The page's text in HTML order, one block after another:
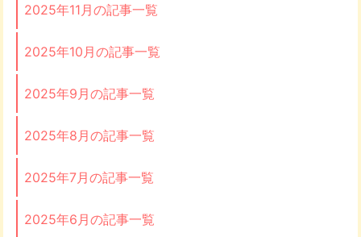
2025年11月の記事一覧
2025年10月の記事一覧
2025年9月の記事一覧
2025年8月の記事一覧
2025年7月の記事一覧
2025年6月の記事一覧